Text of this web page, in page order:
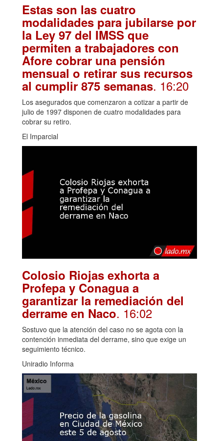
Estas son las cuatro
modalidades para jubilarse por
la Ley 97 del IMSS que
permiten a trabajadores con
Afore cobrar una pensión
mensual o retirar sus recursos
al cumplir 875 semanas. 16:20
Los asegurados que comenzaron a cotizar a partir de
julio de 1997 disponen de cuatro modalidades para
cobrar su retiro.
El Imparcial
Colosio Riojas exhorta a
Profepa y Conagua a
garantizar la remediación del
derrame en Naco. 16:02
Sostuvo que la atención del caso no se agota con la
contención inmediata del derrame, sino que exige un
seguimiento técnico.
Uniradio Informa